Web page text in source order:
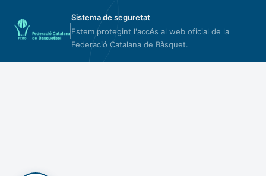
Sistema de seguretat
Estem protegint l'accés al web oficial de la
Federació Catalana de Bàsquet.